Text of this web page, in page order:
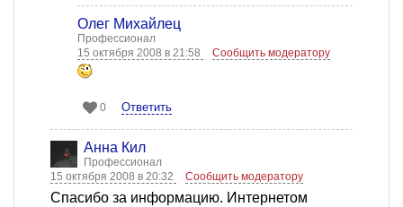
Олег Михайлец
Профессионал
15 октября 2008 в 21:58
Сообщить модератору
0 Ответить
Анна Кил
Профессионал
15 октября 2008 в 20:32
Сообщить модератору
Спасибо за информацию. Интернетом